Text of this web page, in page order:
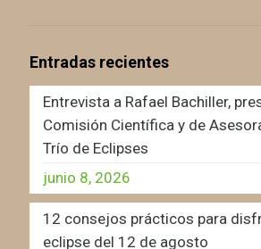
Entradas recientes
Entrevista a Rafael Bachiller,
Comisión Científica y de
Trío de Eclipses
junio 8, 2026
12 consejos prácticos para
eclipse del 12 de agosto